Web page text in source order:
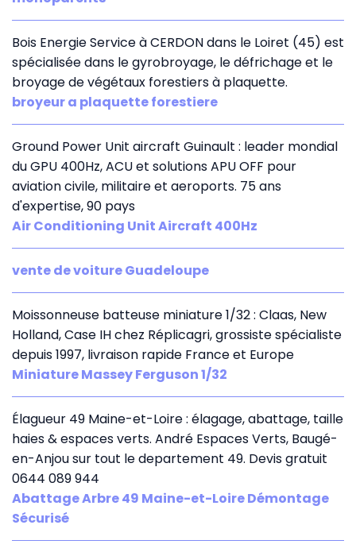
Bois Energie Service à CERDON dans le Loiret (45) est
spécialisée dans le gyrobroyage, le défrichage et le
broyage de végétaux forestiers à plaquette.
broyeur a plaquette forestiere
Ground Power Unit aircraft Guinault : leader mondial
du GPU 400Hz, ACU et solutions APU OFF pour
aviation civile, militaire et aeroports. 75 ans
d'expertise, 90 pays
Air Conditioning Unit Aircraft 400Hz
vente de voiture Guadeloupe
Moissonneuse batteuse miniature 1/32 : Claas, New
Holland, Case IH chez Réplicagri, grossiste spécialiste
depuis 1997, livraison rapide France et Europe
Miniature Massey Ferguson 1/32
Élagueur 49 Maine-et-Loire : élagage, abattage, taille
haies & espaces verts. André Espaces Verts, Baugé-
en-Anjou sur tout le departement 49. Devis gratuit
0644 089 944
Abattage Arbre 49 Maine-et-Loire Démontage
Sécurisé